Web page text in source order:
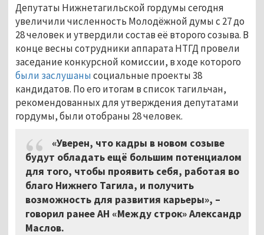
Депутаты Нижнетагильской гордумы сегодня
увеличили численность Молодёжной думы с 27 до
28 человек и утвердили состав её второго созыва. В
конце весны сотрудники аппарата НТГД провели
заседание конкурсной комиссии, в ходе которого
были заслушанысоциальные проекты 38
кандидатов. По его итогам в список тагильчан,
рекомендованных для утверждения депутатами
гордумы, были отобраны 28 человек.
«Уверен, что кадры в новом созыве
будут обладать ещё большим потенциалом
для того, чтобы проявить себя, работая во
благо Нижнего Тагила, и получить
возможность для развития карьеры», –
говорил ранее АН «Между строк» Александр
Маслов.